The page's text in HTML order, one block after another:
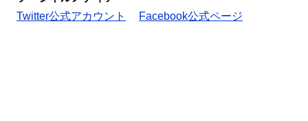
Twitter公式アカウント
Facebook公式ページ